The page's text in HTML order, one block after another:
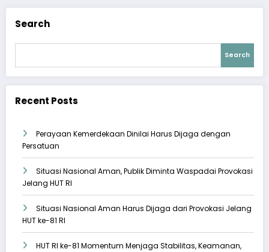
Search
Search
Recent Posts
Perayaan Kemerdekaan Dinilai Harus Dijaga dengan
Persatuan
Situasi Nasional Aman, Publik Diminta Waspadai Provokasi
Jelang HUT RI
Situasi Nasional Aman Harus Dijaga dari Provokasi Jelang
HUT ke-81 RI
HUT RI ke-81 Momentum Menjaga Stabilitas, Keamanan,